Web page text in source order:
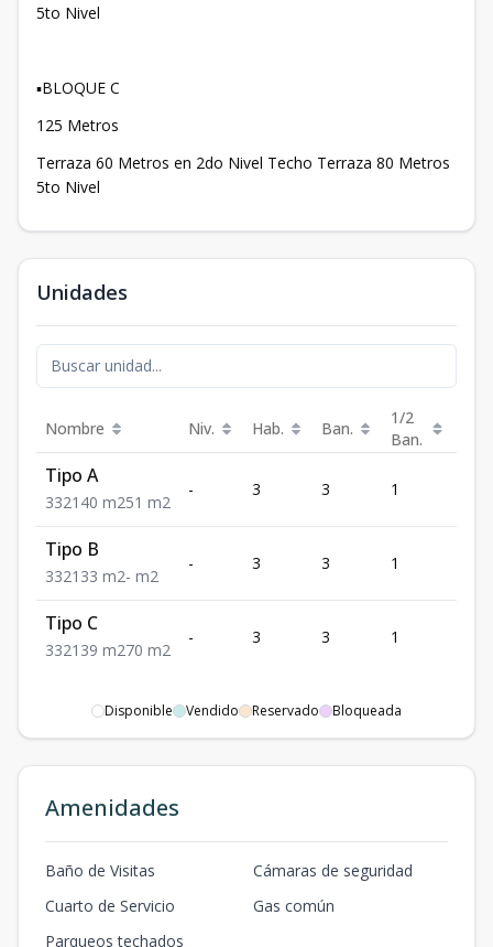
5to Nivel
▪️BLOQUE C
125 Metros
Terraza 60 Metros en 2do Nivel Techo Terraza 80 Metros
5to Nivel
Unidades
Nombre Niv. Hab. Ban.
1/2
Ban.
Tipo A
332140 m251 m2
- 3 3 1
Tipo B
332133 m2- m2
- 3 3 1
Tipo C
332139 m270 m2
- 3 3 1
Disponible Vendido Reservado Bloqueada
Amenidades
Baño de Visitas
Cámaras de seguridad
Cuarto de Servicio
Gas común
Parqueos techados